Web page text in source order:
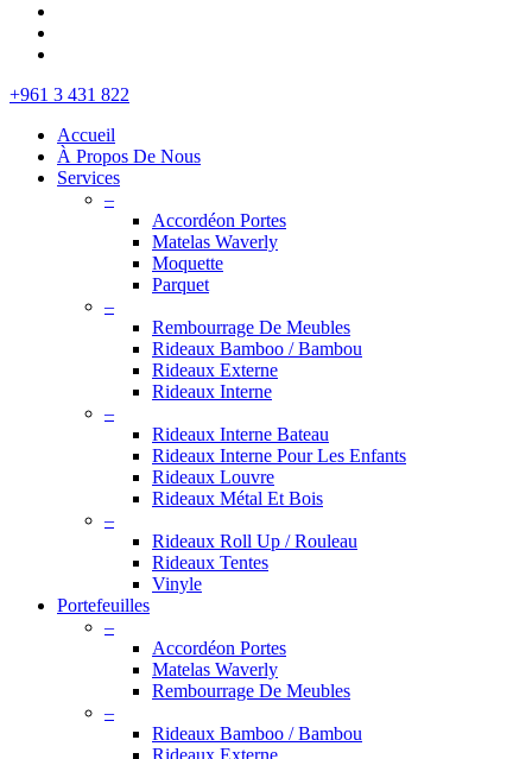
Close
+961 3 431 822
Accueil
À Propos De Nous
Services
–
Accordéon Portes
Matelas Waverly
Moquette
Parquet
–
Rembourrage De Meubles
Rideaux Bamboo / Bambou
Rideaux Externe
Rideaux Interne
–
Rideaux Interne Bateau
Rideaux Interne Pour Les Enfants
Rideaux Louvre
Rideaux Métal Et Bois
–
Rideaux Roll Up / Rouleau
Rideaux Tentes
Vinyle
Portefeuilles
–
Accordéon Portes
Matelas Waverly
Rembourrage De Meubles
–
Rideaux Bamboo / Bambou